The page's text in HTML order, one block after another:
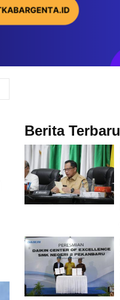
Berita Terbaru